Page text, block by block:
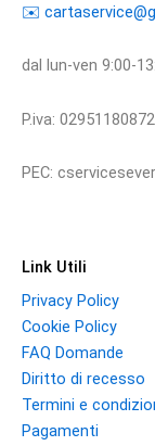
​​✉️
dal lun-ven 9:00-
P.iva: 02951180872
PEC:
Link Utili
Privacy Policy
Cookie Policy
FAQ Domande
Diritto di recesso
Termini e
Pagamenti